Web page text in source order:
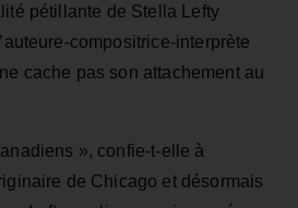
pétillante de Stella Lefty
compositrice-interprète
cache pas son attachement au
», confie-t-elle à
de Chicago et désormais